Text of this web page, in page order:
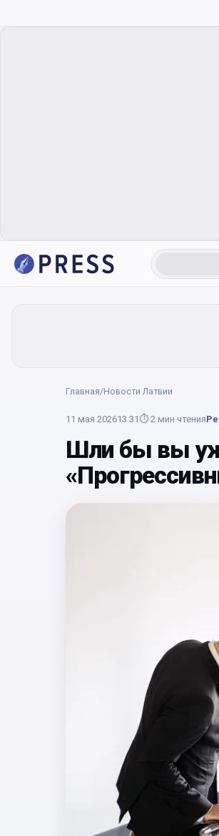
Главная/Новости Латвии
11 мая 202613:31 ⏱ 2 мин чтения
Шли бы вы